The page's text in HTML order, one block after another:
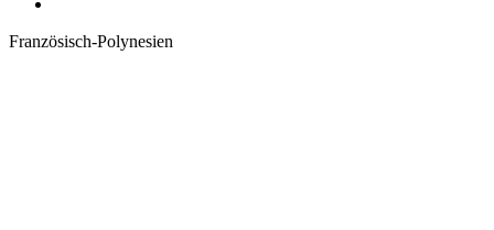
Französisch-Polynesien